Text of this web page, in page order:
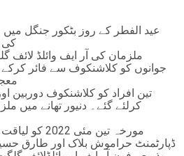
عید الفطر کے روز بٹکور جنگل
کی
ملزمان کی آر ایف وائلڈ لائف
جوانوں کو کلاشنکوف سے فائر
تین افراد کو کلاشنکوف دوربین
کرلئے گئے۔ دنیور تھانے میں
مورخہ تین
ڈپارٹمنٹ حراموش بلاک اور طارق